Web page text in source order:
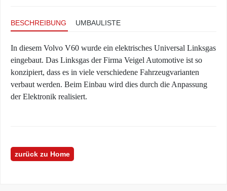
BESCHREIBUNG UMBAULISTE
In diesem Volvo V60 wurde ein elektrisches Universal Linksgas
eingebaut. Das Linksgas der Firma Veigel Automotive ist so
konzipiert, dass es in viele verschiedene Fahrzeugvarianten
verbaut werden. Beim Einbau wird dies durch die Anpassung
der Elektronik realisiert.
zurück zu Home